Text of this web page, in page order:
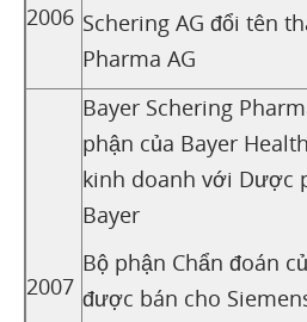
2006 Schering AG đổi tên
Pharma AG
2007
Bayer Schering
phận của Bayer
kinh doanh với Dược
Bayer
Bộ phận Chẩn đoán
được bán cho